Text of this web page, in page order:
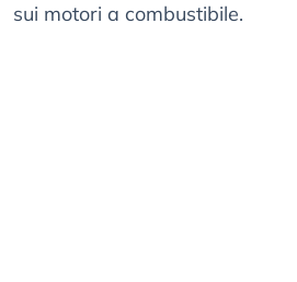
sui motori a combustibile.